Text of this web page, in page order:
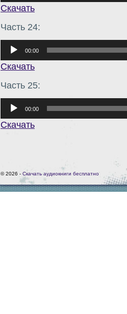
Скачать
Часть 24:
Аудиоплеер
00:00
Скачать
Часть 25:
Аудиоплеер
00:00
Скачать
© 2026 - Скачать аудиокниги бесплатно